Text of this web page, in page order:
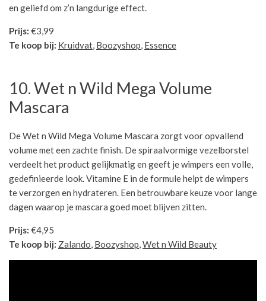
en geliefd om z’n langdurige effect.
Prijs: €3,99
Te koop bij: Kruidvat, Boozyshop, Essence
10. Wet n Wild Mega Volume
Mascara
De Wet n Wild Mega Volume Mascara zorgt voor opvallend
volume met een zachte finish. De spiraalvormige vezelborstel
verdeelt het product gelijkmatig en geeft je wimpers een volle,
gedefinieerde look. Vitamine E in de formule helpt de wimpers
te verzorgen en hydrateren. Een betrouwbare keuze voor lange
dagen waarop je mascara goed moet blijven zitten.
Prijs: €4,95
Te koop bij: Zalando, Boozyshop,Wet n Wild Beauty